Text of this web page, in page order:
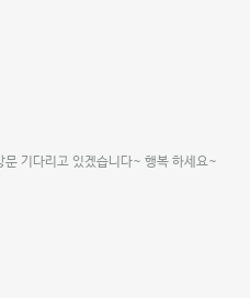
기다리고 있겠습니다~ 행복 하세요~